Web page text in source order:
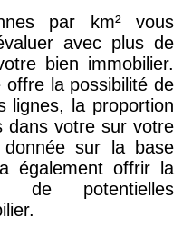
par km² vous
avec plus de
bien immobilier.
la possibilité de
lignes, la proportion
dans votre sur votre
sur la base
également offrir la
de potentielles